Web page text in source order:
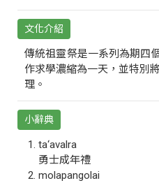
文化介紹
傳統祖靈祭是一系列為期四
作求學濃縮為一天，並特別
理。
小辭典
ta‘avalra
勇士成年禮
molapangolai